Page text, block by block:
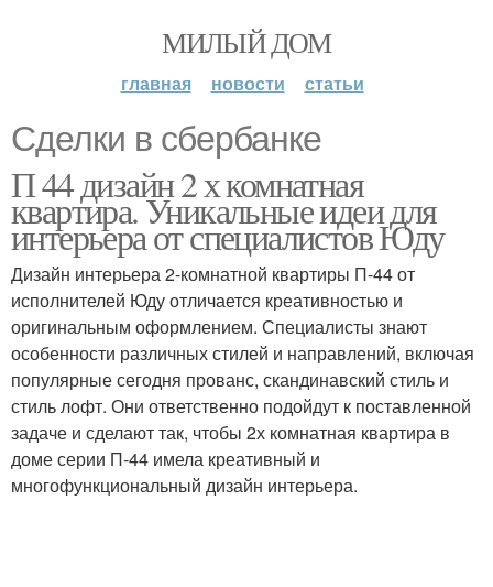
МИЛЫЙ ДОМ
главная новости статьи
Сделки в сбербанке
П 44 дизайн 2 х комнатная
квартира. Уникальные идеи для
интерьера от специалистов Юду
Дизайн интерьера 2-комнатной квартиры П-44 от
исполнителей Юду отличается креативностью и
оригинальным оформлением. Специалисты знают
особенности различных стилей и направлений, включая
популярные сегодня прованс, скандинавский стиль и
стиль лофт. Они ответственно подойдут к поставленной
задаче и сделают так, чтобы 2х комнатная квартира в
доме серии П-44 имела креативный и
многофункциональный дизайн интерьера.